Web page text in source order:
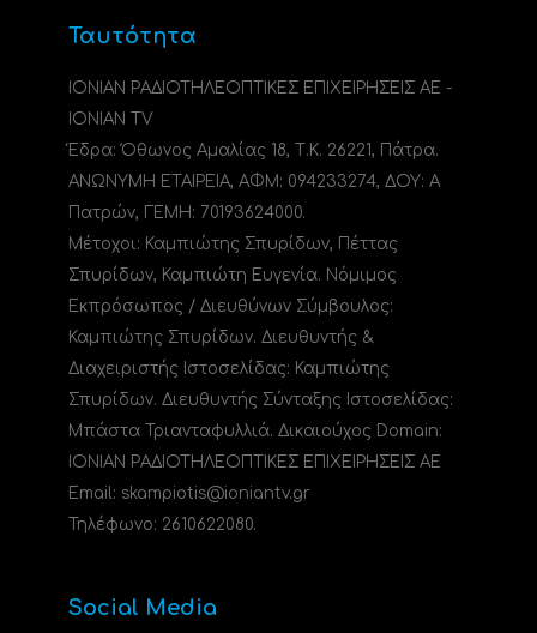
Ταυτότητα
ΙΟΝΙΑΝ ΡΑΔΙΟΤΗΛΕΟΠΤΙΚΕΣ ΕΠΙΧΕΙΡΗΣΕΙΣ ΑΕ -
IONIAN TV
Έδρα: Όθωνος Αμαλίας 18, Τ.Κ. 26221, Πάτρα.
ΑΝΩΝΥΜΗ ΕΤΑΙΡΕΙΑ, ΑΦΜ: 094233274, ΔΟΥ: A
Πατρών, ΓΕΜΗ: 70193624000.
Μέτοχοι: Καμπιώτης Σπυρίδων, Πέττας
Σπυρίδων, Καμπιώτη Ευγενία. Νόμιμος
Εκπρόσωπος / Διευθύνων Σύμβουλος:
Καμπιώτης Σπυρίδων. Διευθυντής &
Διαχειριστής Ιστοσελίδας: Καμπιώτης
Σπυρίδων. Διευθυντής Σύνταξης Ιστοσελίδας:
Μπάστα Τριανταφυλλιά. Δικαιούχος Domain:
ΙΟΝΙΑΝ ΡΑΔΙΟΤΗΛΕΟΠΤΙΚΕΣ ΕΠΙΧΕΙΡΗΣΕΙΣ ΑΕ
Email: skampiotis@ioniantv.gr
Τηλέφωνο: 2610622080.
Social Media